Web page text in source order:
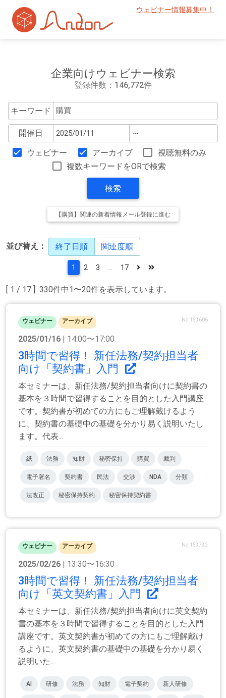
ウェビナー情報募集中！
企業向けウェビナー検索
登録件数：146,772件
キーワード
開催日 ～
ウェビナー アーカイブ
視聴無料のみ
複数キーワードをORで検索
検索
【購買】関連の新着情報メール登録に進む
並び替え： 終了日順 関連度順
[ 1 / 17 ] 330件中1〜20件を表示しています。
1 2 3 17
ウェビナー アーカイブ No.153606
2025/01/16 | 14:00〜17:00
3時間で習得！ 新任法務/契約担当者
向け「契約書」入門
本セミナーは、新任法務/契約担当者向けに契約書の
基本を３時間で習得することを目的とした入門講座
です。契約書が初めての方にもご理解戴けるよう
に、契約書の基礎中の基礎を分かり易く説明いたし
ます。代表...
紙 法務 知財 秘密保持 購買 裁判
電子署名 契約書 民法 交渉 NDA 分類
法改正 秘密保持契約 秘密保持契約書
ウェビナー アーカイブ No.153732
2025/02/26 | 13:30〜16:30
3時間で習得！ 新任法務/契約担当者
向け「英文契約書」入門
本セミナーは、新任法務/契約担当者向けに英文契約
書の基本を３時間で習得することを目的とした入門
講座です。英文契約書が初めての方にもご理解戴け
るように、英文契約書の基礎中の基礎を分かり易く
説明いた...
AI 研修 法務 知財 電子契約 新人研修